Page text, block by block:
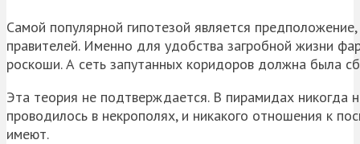
Самой популярной гипотезой является
правителей. Именно для удобства загробной жизни
роскоши. А сеть запутанных коридоров должна была
Эта теория не подтверждается. В пирамидах никогда
проводилось в некрополях, и никакого отношения к
имеют.